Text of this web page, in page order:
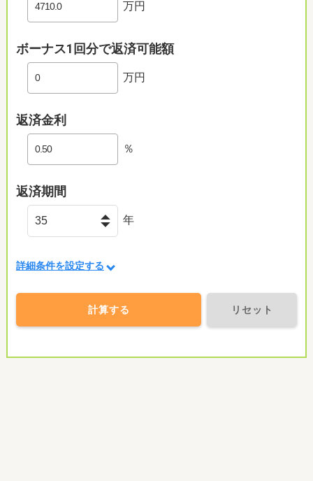
万円
ボーナス1回分で返済可能額
万円
返済金利
％
返済期間
年
詳細条件を設定する
計算する リセット